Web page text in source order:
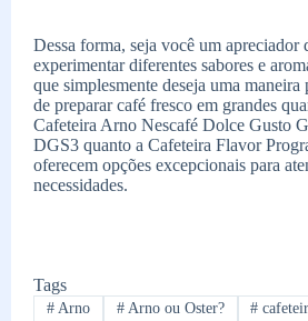
Dessa forma, seja você um apreciador
experimentar diferentes sabores e
que simplesmente deseja uma
de preparar café fresco em grandes
Cafeteira Arno Nescafé Dolce Gusto
DGS3 quanto a Cafeteira Flavor
oferecem opções excepcionais para
necessidades.
Tags
#Arno #Arno ou Oster? #